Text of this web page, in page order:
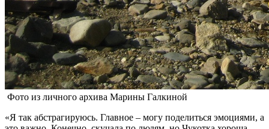
Фото из личного архива Марины Галкиной
«Я так абстрагируюсь. Главное – могу поделиться эмоциями, а